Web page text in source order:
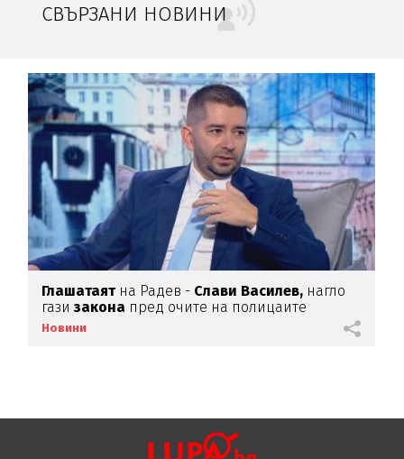
СВЪРЗАНИ НОВИНИ
Глашатаят на Радев - Слави Василев, нагло
газизакона пред очите на полицаите
(СНИМКА)
Новини